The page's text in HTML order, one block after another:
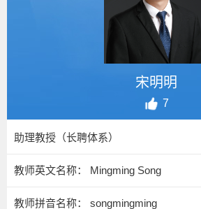
宋明明
7
助理教授（长聘体系）
教师英文名称： Mingming Song
教师拼音名称： songmingming